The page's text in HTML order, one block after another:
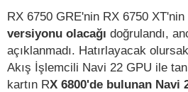
RX 6750 GRE'nin RX 6750 XT'nin
versiyonu olacağı doğrulandı,
açıklanmadı. Hatırlayacak
Akış İşlemcili Navi 22 GPU ile
kartın RX 6800'de bulunan Navi